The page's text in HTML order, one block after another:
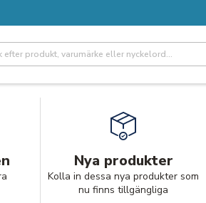
Nya produkter
Kolla in dessa nya produkter som
nu finns tillgängliga